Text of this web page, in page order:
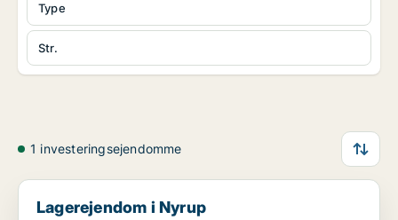
Type
Str.
1 investeringsejendomme
Lagerejendom i Nyrup
Lagerejendom i Nyrup